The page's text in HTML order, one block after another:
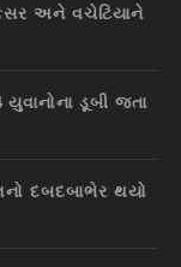
અને વચેટિયાને
યુવાનોના ડૂબી જતા
દબદબાભેર થયો